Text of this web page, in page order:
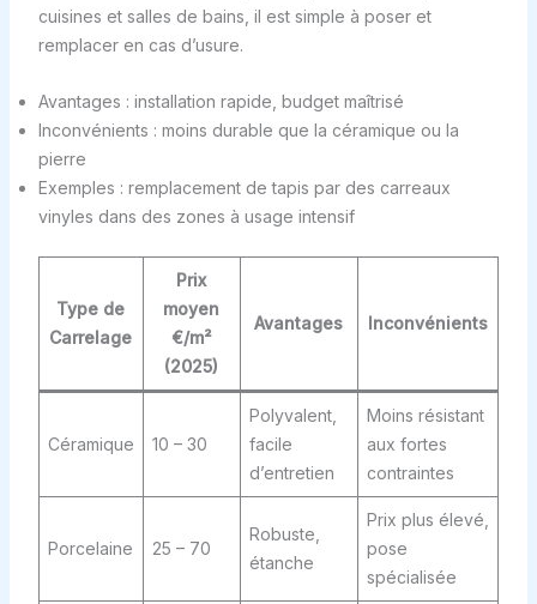
cuisines et salles de bains, il est simple à poser et
remplacer en cas d’usure.
Avantages : installation rapide, budget maîtrisé
Inconvénients : moins durable que la céramique ou la
pierre
Exemples : remplacement de tapis par des carreaux
vinyles dans des zones à usage intensif
Type de
Carrelage
Prix
moyen
€/m²
(2025)
Avantages Inconvénients
Céramique 10 – 30
Polyvalent,
facile
d’entretien
Moins résistant
aux fortes
contraintes
Porcelaine 25 – 70
Robuste,
étanche
Prix plus élevé,
pose
spécialisée